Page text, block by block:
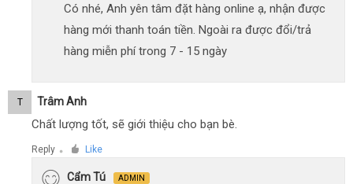
Có nhé, Anh yên tâm đặt hàng online ạ, nhận được
hàng mới thanh toán tiền. Ngoài ra được đổi/trả
hàng miễn phí trong 7 - 15 ngày
T Trâm Anh
Chất lượng tốt, sẽ giới thiệu cho bạn bè.
Reply ● Like
Cẩm Tú ADMIN